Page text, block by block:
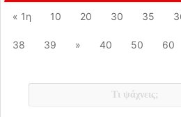
« 1η 10 20 30 35
38 39 » 40 50 60